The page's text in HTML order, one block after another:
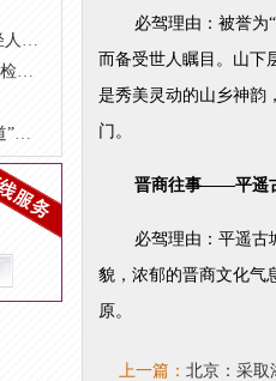
九旬袁隆平没想退休 寄语年轻人：向前看不要向钱看
关于举办2020年公路工程试验检测专业技术人员 职业资格考前培训（精讲班）的通知
北京三里屯使馆区变“黄金大道” 最美秋景一定来这里看
必驾理由：被誉为
而备受世人瞩目。山下
是秀美灵动的山乡神韵
门。
晋商往事——平遥
必驾理由：平遥古
貌，浓郁的晋商文化气
原。
上一篇： 北京：采取